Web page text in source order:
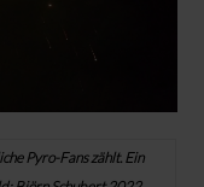
Pyro-Fans zählt. Ein